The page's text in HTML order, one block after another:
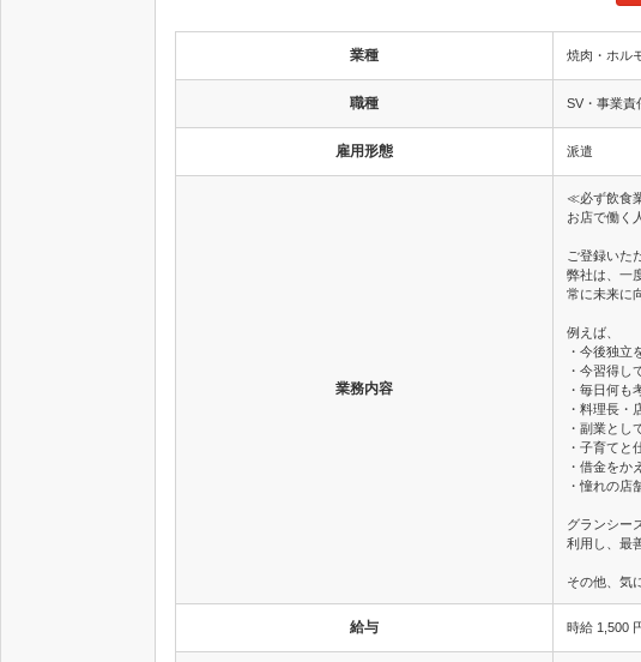
業種 焼肉・ホル
職種 SV・事業責
雇用形態 派遣
業務内容
≪必ず飲食
お店で働く
ご登録いた
弊社は、一
常に未来に
例えば、
・今後独立
・今習得し
・毎日何も
・料理長・
・副業とし
・子育てと
・借金をか
・憧れの店
グランシー
利用し、最
その他、気
給与 時給 1,500